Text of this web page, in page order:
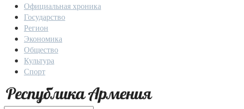
Официальная хроника
Государство
Регион
Экономика
Общество
Культура
Спорт